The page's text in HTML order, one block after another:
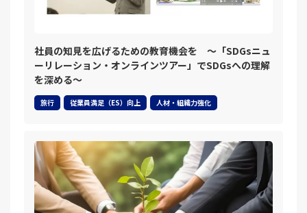
社員の知見を広げるための教育機会を ～「SDGsニュ
ーリレーション・オンラインツアー」でSDGsへの理解
を深める～
旅行 従業員満足（ES）向上 人材・組織力強化